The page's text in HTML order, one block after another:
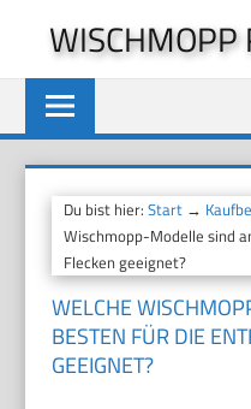
springen
WISCHMOPP
Du bist hier:Start →
Wischmopp-Modelle sind
Flecken geeignet?
WELCHE
BESTEN FÜR DIE
GEEIGNET?